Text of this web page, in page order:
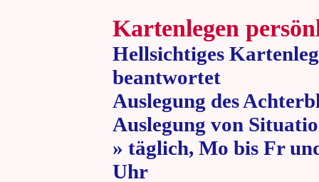
Kartenlegen
Hellsichtiges
beantwortet
Auslegung des
Auslegung von
» täglich, Mo bis Fr
Uhr » 80